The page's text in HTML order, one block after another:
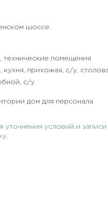
шоссе.
технические помещения
кухня, прихожая, с/у,
с/у
дом для персонала
условий и записи